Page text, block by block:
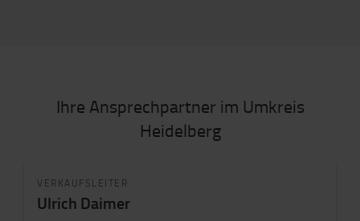
Ihre Ansprechpartner im Umkreis
Heidelberg
VERKAUFSLEITER
Ulrich Daimer